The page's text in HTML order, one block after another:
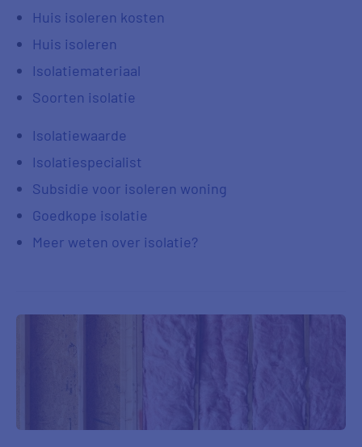
Huis isoleren kosten
Huis isoleren
Isolatiemateriaal
Soorten isolatie
Isolatiewaarde
Isolatiespecialist
Subsidie voor isoleren woning
Goedkope isolatie
Meer weten over isolatie?